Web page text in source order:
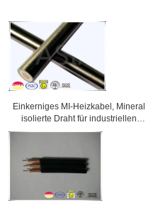
Einkerniges MI-Heizkabel, Mineral
isolierte Draht für industriellen
Gebrauch